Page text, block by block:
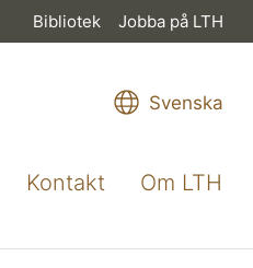
Bibliotek Jobba på LTH
Svenska
Kontakt Om LTH